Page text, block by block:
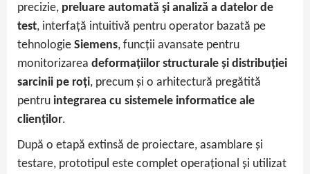
precizie, preluare automată și analiză a datelor de
test, interfață intuitivă pentru operator bazată pe
tehnologie Siemens, funcții avansate pentru
monitorizarea deformațiilor structurale și distribuției
sarcinii pe roți, precum și o arhitectură pregătită
pentru integrarea cu sistemele informatice ale
clienților.
După o etapă extinsă de proiectare, asamblare și
testare, prototipul este complet operațional și utilizat